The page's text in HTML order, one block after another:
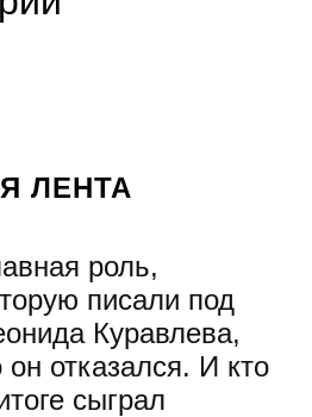
ЛЕНТА
роль,
писали под
Куравлева,
он отказался. И кто
сыграл